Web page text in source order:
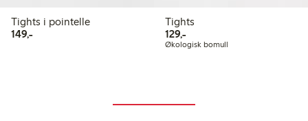
Tights i pointelle
149,-149,00 kr
Tights
129,-129,00 kr
Økologisk bomull